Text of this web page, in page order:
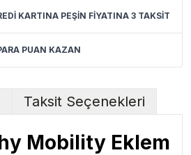
KARTINA PEŞİN FİYATINA 3 TAKSİT
PUAN KAZAN
Taksit Seçenekleri
Mobility Eklem